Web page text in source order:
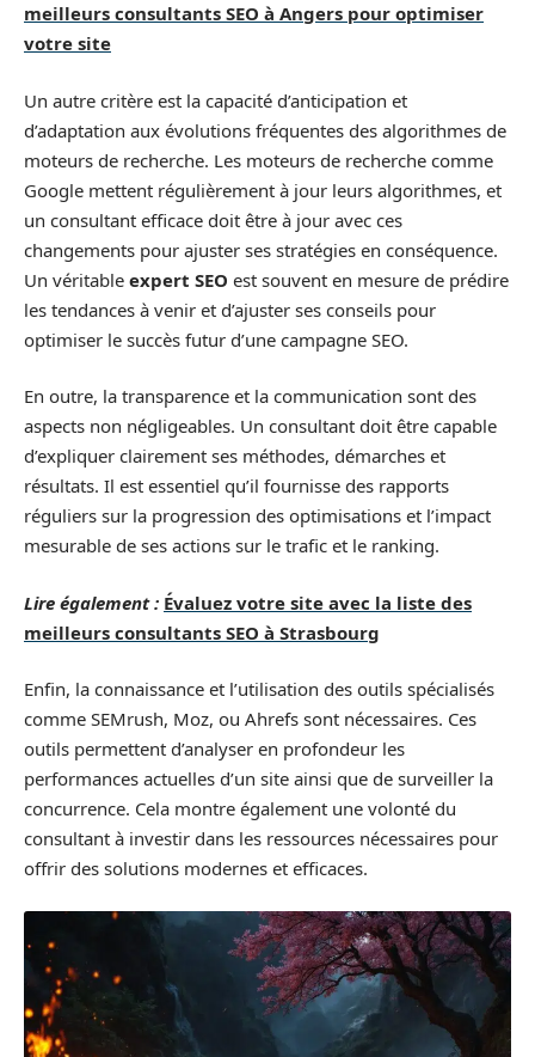
meilleurs consultants SEO à Angers pour optimiser
votre site
Un autre critère est la capacité d’anticipation et
d’adaptation aux évolutions fréquentes des algorithmes de
moteurs de recherche. Les moteurs de recherche comme
Google mettent régulièrement à jour leurs algorithmes, et
un consultant efficace doit être à jour avec ces
changements pour ajuster ses stratégies en conséquence.
Un véritable expert SEO est souvent en mesure de prédire
les tendances à venir et d’ajuster ses conseils pour
optimiser le succès futur d’une campagne SEO.
En outre, la transparence et la communication sont des
aspects non négligeables. Un consultant doit être capable
d’expliquer clairement ses méthodes, démarches et
résultats. Il est essentiel qu’il fournisse des rapports
réguliers sur la progression des optimisations et l’impact
mesurable de ses actions sur le trafic et le ranking.
Lire également : Évaluez votre site avec la liste des
meilleurs consultants SEO à Strasbourg
Enfin, la connaissance et l’utilisation des outils spécialisés
comme SEMrush, Moz, ou Ahrefs sont nécessaires. Ces
outils permettent d’analyser en profondeur les
performances actuelles d’un site ainsi que de surveiller la
concurrence. Cela montre également une volonté du
consultant à investir dans les ressources nécessaires pour
offrir des solutions modernes et efficaces.